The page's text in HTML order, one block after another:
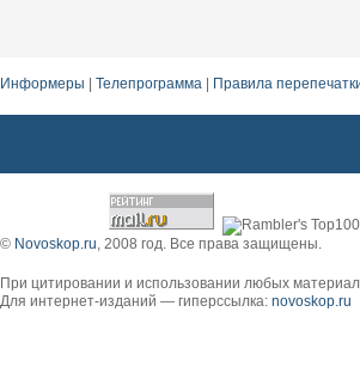
Информеры Телепрограмма Правила
© Novoskop.ru, 2008 год. Все права защищены.
При цитировании и использовании любых
Для интернет-изданий — гиперссылка: novoskop.ru